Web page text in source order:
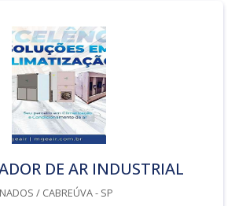
DE AR INDUSTRIAL
/ CABREÚVA - SP